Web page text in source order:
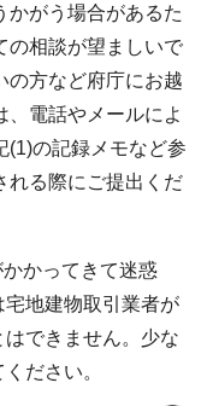
かがう場合があるた
の相談が望ましいで
の方など府庁にお越
、電話やメールによ
(1)の記録メモなど参
れる際にご提出くだ
かってきて迷惑
地建物取引業者が
できません。少な
ださい。